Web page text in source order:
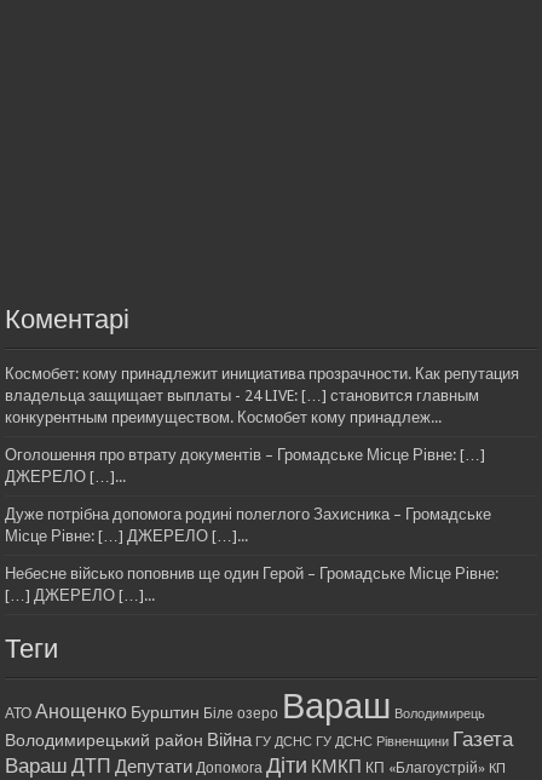
Коментарі
Космобет: кому принадлежит инициатива прозрачности. Как репутация
владельца защищает выплаты - 24 LIVE: […] становится главным
конкурентным преимуществом. Космобет кому принадлеж...
Оголошення про втрату документів – Громадське Місце Рівне: […]
ДЖЕРЕЛО […]...
Дуже потрібна допомога родині полеглого Захисника – Громадське
Місце Рівне: […] ДЖЕРЕЛО […]...
Небесне військо поповнив ще один Герой – Громадське Місце Рівне:
[…] ДЖЕРЕЛО […]...
Теги
АТО Анощенко Бурштин Біле озеро Вараш Володимирець
Володимирецький район Війна ГУ ДСНС ГУ ДСНС Рівненщини Газета
Вараш ДТП Депутати Допомога Діти КМКП КП «Благоустрій» КП